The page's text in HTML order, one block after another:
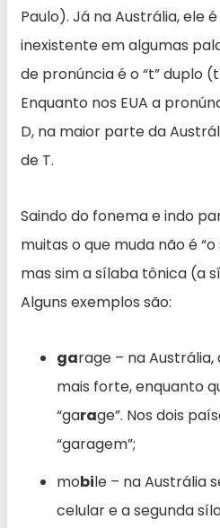
Paulo). Já na Austrália, ele
inexistente em algumas
de pronúncia é o “t” duplo
Enquanto nos EUA a
D, na maior parte da
de T.
Saindo do fonema e indo
muitas o que muda não é
mas sim a sílaba tônica (a
Alguns exemplos são:
garage – na
mais forte, enquanto
“garage”. Nos dois
“garagem”;
mobile – na Austrália
celular e a segunda